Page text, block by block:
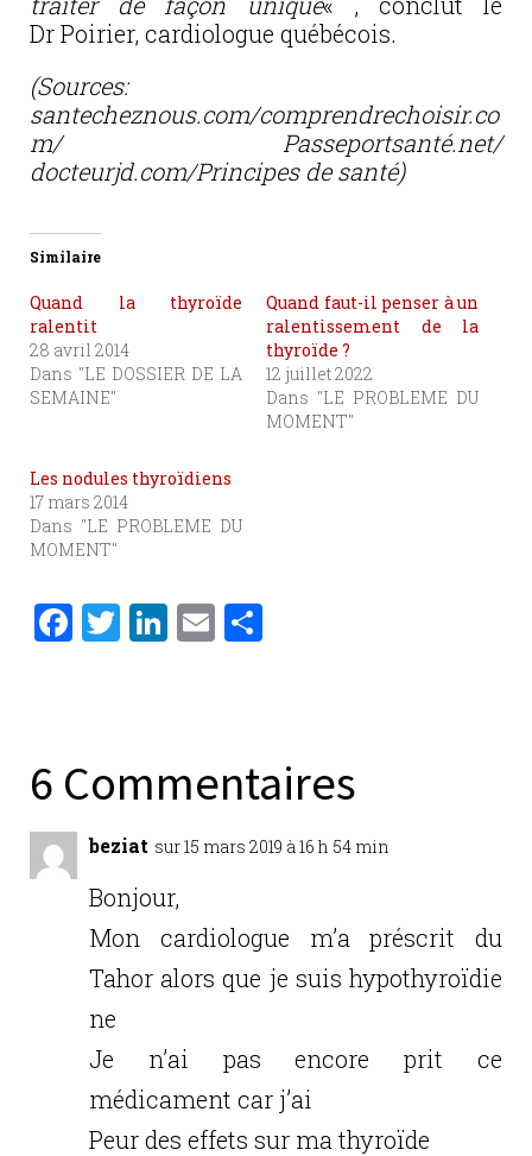
Dr Poirier, cardiologue québécois.
(Sources:
santecheznous.com/comprendrechoisir.co
m/ Passeportsanté.net/
docteurjd.com/Principes de santé)
Similaire
Quand la thyroïde
ralentit
28 avril 2014
Dans "LE DOSSIER DE LA
SEMAINE"
Quand faut-il penser à un
ralentissement de la
thyroïde ?
12 juillet 2022
Dans "LE PROBLEME DU
MOMENT"
Les nodules thyroïdiens
17 mars 2014
Dans "LE PROBLEME DU
MOMENT"
F
b
o
o
k
T
r
Li
dI
n
E
er
6 Commentaires
beziat sur 15 mars 2019 à 16 h 54 min
Bonjour,
Mon cardiologue m’a préscrit du
Tahor alors que je suis hypothyroïdie
ne
Je n’ai pas encore prit ce
médicament car j’ai
Peur des effets sur ma thyroïde